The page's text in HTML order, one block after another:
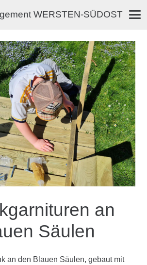
WERSTEN-SÜDOST
an
Säulen
an den Blauen Säulen, gebaut mit